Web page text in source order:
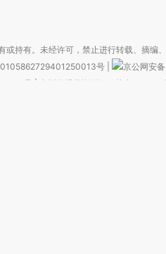
持有。未经许可，禁止进行转载、摘编
号
京公网安
号 | 出版物经营许可证：第直100013